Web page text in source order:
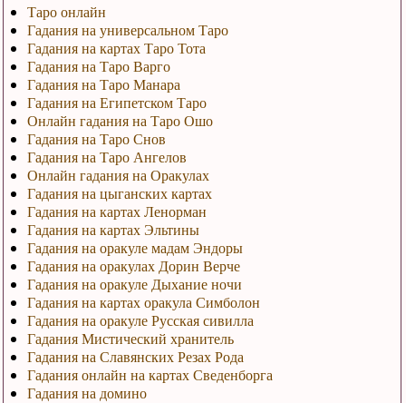
Таро онлайн
Гадания на универсальном Таро
Гадания на картах Таро Тота
Гадания на Таро Варго
Гадания на Таро Манара
Гадания на Египетском Таро
Онлайн гадания на Таро Ошо
Гадания на Таро Снов
Гадания на Таро Ангелов
Онлайн гадания на Оракулах
Гадания на цыганских картах
Гадания на картах Ленорман
Гадания на картах Эльтины
Гадания на оракуле мадам Эндоры
Гадания на оракулах Дорин Верче
Гадания на оракуле Дыхание ночи
Гадания на картах оракула Симболон
Гадания на оракуле Русская сивилла
Гадания Мистический хранитель
Гадания на Славянских Резах Рода
Гадания онлайн на картах Сведенборга
Гадания на домино